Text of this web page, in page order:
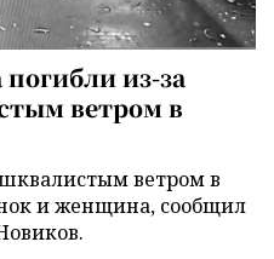
из-за
ветром в
ветром в
и женщина, сообщил